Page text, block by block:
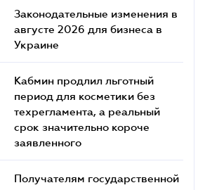
Законодательные изменения в
августе 2026 для бизнеса в
Украине
Кабмин продлил льготный
период для косметики без
техрегламента, а реальный
срок значительно короче
заявленного
Получателям государственной